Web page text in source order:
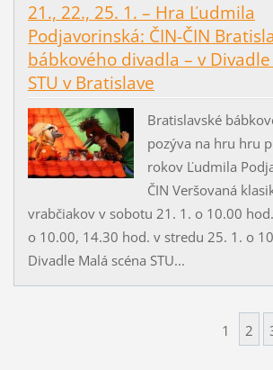
21., 22., 25. 1. – Hra Ľudmila
Podjavorinská: ČIN-ČIN
bábkového divadla – v
STU v Bratislave
Bratislavské
pozýva na hru hru
rokov Ľudmila
ČIN Veršovaná
vrabčiakov v sobotu 21. 1. o 10.00
o 10.00, 14.30 hod. v stredu 25. 1. o
Divadle Malá scéna STU...
1 2